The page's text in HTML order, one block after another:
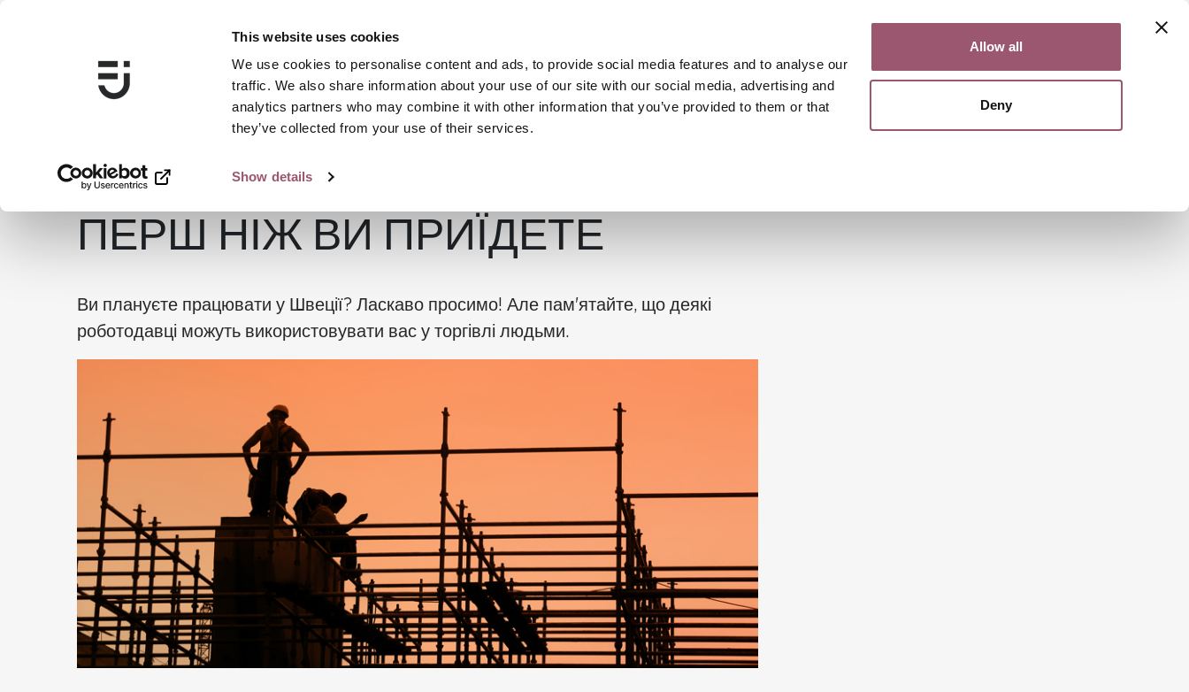
This website uses cookies
We use cookies to personalise content and ads, to provide social media features and to analyse our
traffic. We also share information about your use of our site with our social media, advertising and
analytics partners who may combine it with other information that you’ve provided to them or that
they’ve collected from your use of their services.
Show details
Allow all
Deny
Search
... Prostitution and human trafficking Before you go - Information in Ukrainian
ПЕРШ НІЖ ВИ ПРИЇДЕТЕ
Ви плануєте працювати у Швеції? Ласкаво просимо! Але пам'ятайте, що деякі
роботодавці можуть використовувати вас у торгівлі людьми.